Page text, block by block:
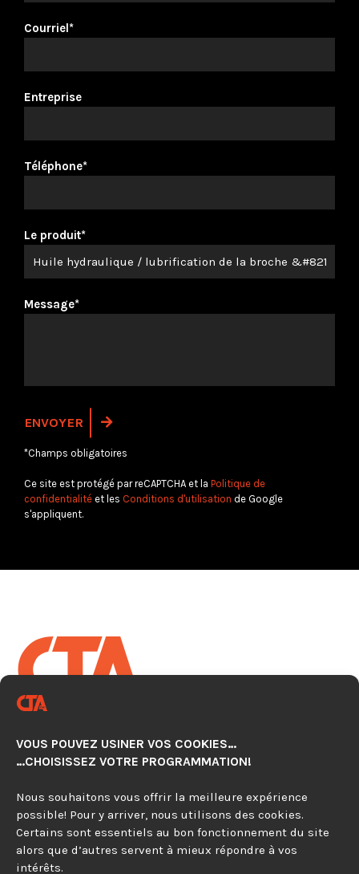
VOUS POUVEZ USINER VOS COOKIES…
…CHOISISSEZ VOTRE PROGRAMMATION!
Nous souhaitons vous offrir la meilleure expérience
possible! Pour y arriver, nous utilisons des cookies.
Certains sont essentiels au bon fonctionnement du site
alors que d’autres servent à mieux répondre à vos
intérêts.
Courriel*
Entreprise
Téléphone*
Le produit*
Message*
*Champs obligatoires
Ce site est protégé par reCAPTCHA et la Politique de
confidentialité et les Conditions d'utilisation de Google
s'appliquent.
AUTOMATISATION CNC
920, avenue Simard, Suite 103
450 279-0315
844 297-4479